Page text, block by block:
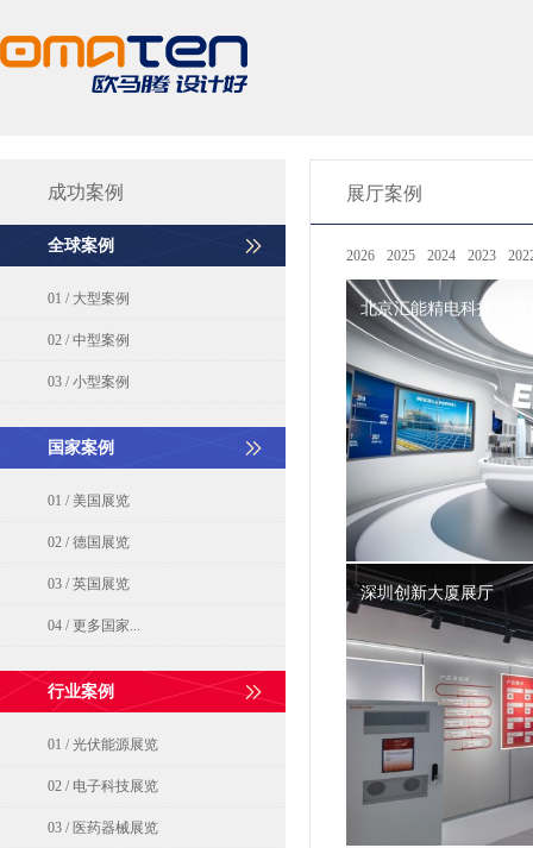
成功案例
全球案例
01 / 大型案例
02 / 中型案例
03 / 小型案例
国家案例
01 / 美国展览
02 / 德国展览
03 / 英国展览
04 / 更多国家...
行业案例
01 / 光伏能源展览
02 / 电子科技展览
03 / 医药器械展览
展厅案例
2026 2025 2024 2023
际展览中心 南昌国际展览中心 随州市方正回归园展览馆 广州保利世贸博览馆
阿联酋阿布扎比国家展览中心
北京汇能精电科技股份
深圳创新大厦展厅